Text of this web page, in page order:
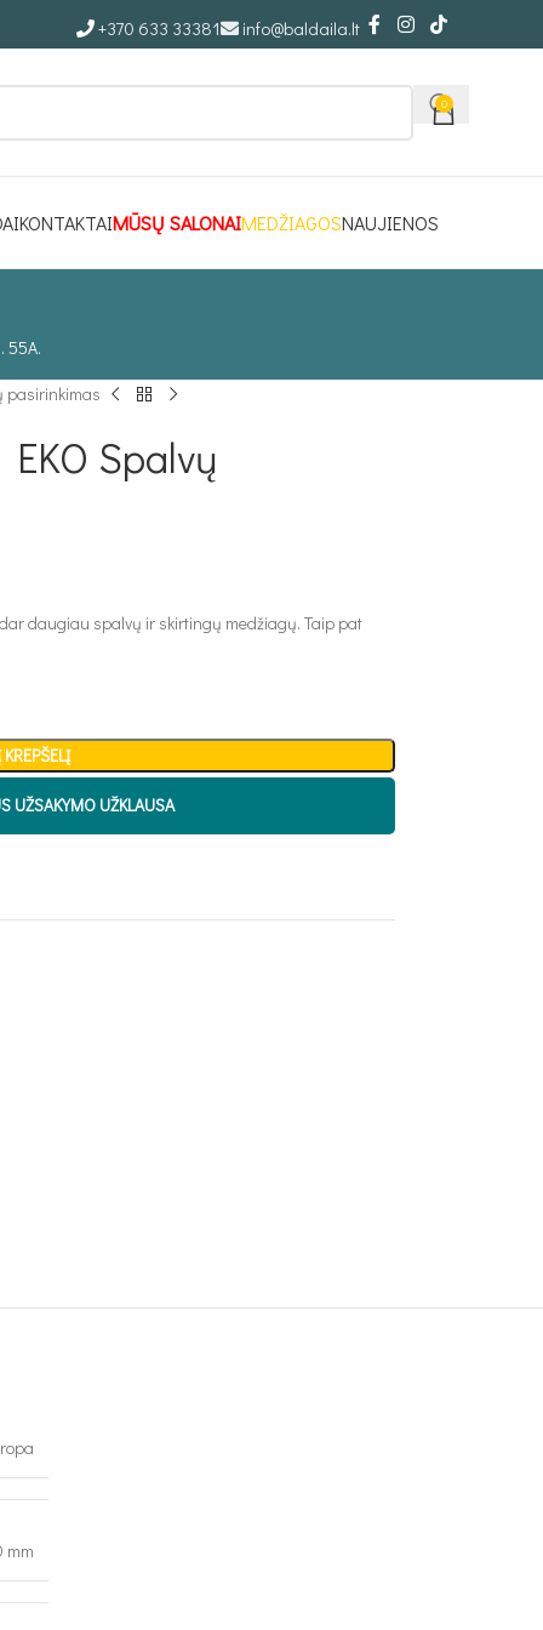
+370 633 33381 info@baldaila.lt
0
KONTAKTAIMŪSŲ SALONAIMEDŽIAGOSNAUJIENOS
55A.
pasirinkimas
Spalvų
daugiau spalvų ir skirtingų medžiagų. Taip pat
KREPŠELĮ
UŽSAKYMO UŽKLAUSA
mm